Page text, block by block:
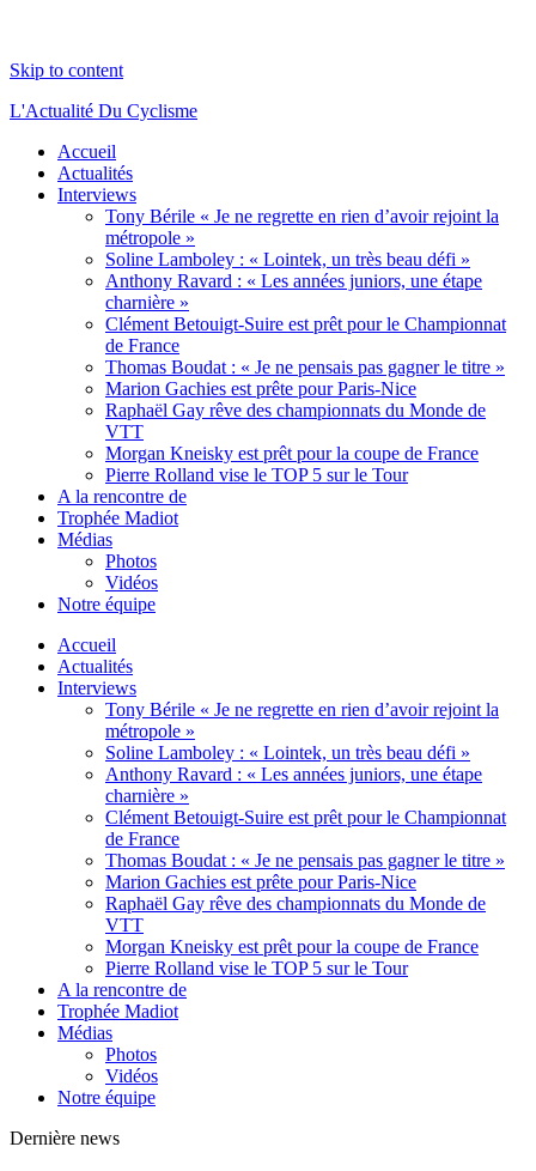
Skip to content
L'Actualité Du Cyclisme
Accueil
Actualités
Interviews
Tony Bérile « Je ne regrette en rien d’avoir rejoint la
métropole »
Soline Lamboley : « Lointek, un très beau défi »
Anthony Ravard : « Les années juniors, une étape
charnière »
Clément Betouigt-Suire est prêt pour le Championnat
de France
Thomas Boudat : « Je ne pensais pas gagner le titre »
Marion Gachies est prête pour Paris-Nice
Raphaël Gay rêve des championnats du Monde de
VTT
Morgan Kneisky est prêt pour la coupe de France
Pierre Rolland vise le TOP 5 sur le Tour
A la rencontre de
Trophée Madiot
Médias
Photos
Vidéos
Notre équipe
Accueil
Actualités
Interviews
Tony Bérile « Je ne regrette en rien d’avoir rejoint la
métropole »
Soline Lamboley : « Lointek, un très beau défi »
Anthony Ravard : « Les années juniors, une étape
charnière »
Clément Betouigt-Suire est prêt pour le Championnat
de France
Thomas Boudat : « Je ne pensais pas gagner le titre »
Marion Gachies est prête pour Paris-Nice
Raphaël Gay rêve des championnats du Monde de
VTT
Morgan Kneisky est prêt pour la coupe de France
Pierre Rolland vise le TOP 5 sur le Tour
A la rencontre de
Trophée Madiot
Médias
Photos
Vidéos
Notre équipe
Dernière news